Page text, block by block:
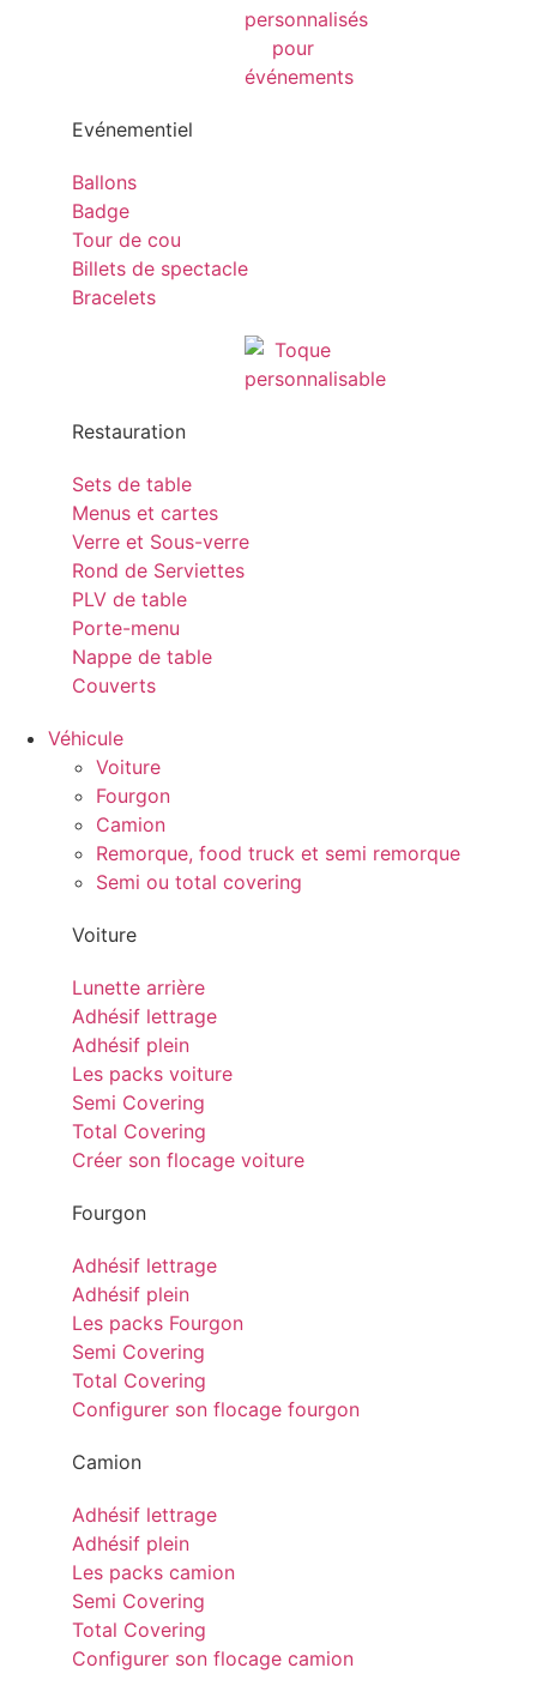
Evénementiel
Ballons
Badge
Tour de cou
Billets de spectacle
Bracelets
Restauration
Sets de table
Menus et cartes
Verre et Sous-verre
Rond de Serviettes
PLV de table
Porte-menu
Nappe de table
Couverts
Véhicule
Voiture
Fourgon
Camion
Remorque, food truck et semi remorque
Semi ou total covering
Voiture
Lunette arrière
Adhésif lettrage
Adhésif plein
Les packs voiture
Semi Covering
Total Covering
Créer son flocage voiture
Fourgon
Adhésif lettrage
Adhésif plein
Les packs Fourgon
Semi Covering
Total Covering
Configurer son flocage fourgon
Camion
Adhésif lettrage
Adhésif plein
Les packs camion
Semi Covering
Total Covering
Configurer son flocage camion